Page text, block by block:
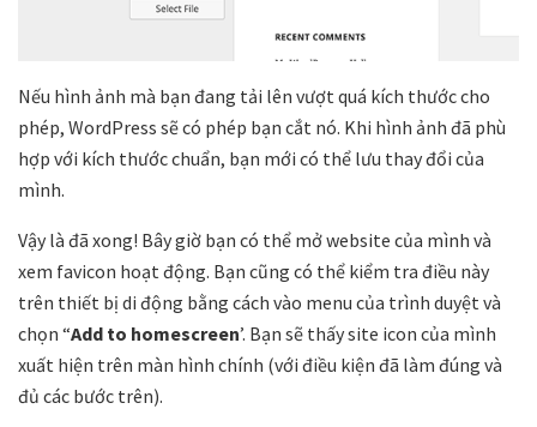
Nếu hình ảnh mà bạn đang tải lên vượt quá kích thước cho
phép, WordPress sẽ có phép bạn cắt nó. Khi hình ảnh đã phù
hợp với kích thước chuẩn, bạn mới có thể lưu thay đổi của
mình.
Vậy là đã xong! Bây giờ bạn có thể mở website của mình và
xem favicon hoạt động. Bạn cũng có thể kiểm tra điều này
trên thiết bị di động bằng cách vào menu của trình duyệt và
chọn “Add to homescreen’. Bạn sẽ thấy site icon của mình
xuất hiện trên màn hình chính (với điều kiện đã làm đúng và
đủ các bước trên).